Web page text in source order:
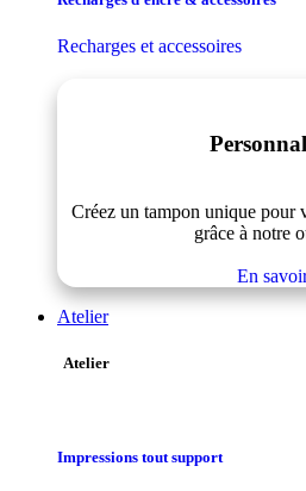
Recharges et accessoires
Créez un tampon unique pour
grâce à notre
En
Atelier
Atelier
Impressions tout support